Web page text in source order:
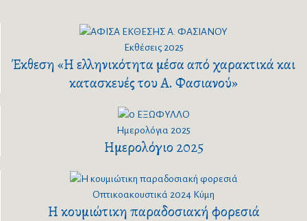
Εκθέσεις 2025
Έκθεση «Η ελληνικότητα μέσα από χαρακτικά και
κατασκευές του Α. Φασιανού»
Ημερολόγια 2025
Ημερολόγιο 2025
Οπτικοακουστικά 2024 Κύμη
Η κουμιώτικη παραδοσιακή φορεσιά